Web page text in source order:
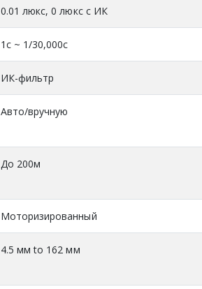
0.01 люкс, 0 люкс с ИК
1с ~ 1/30,000с
ИК-фильтр
Авто/вручную
До 200м
Моторизированный
4.5 мм to 162 мм